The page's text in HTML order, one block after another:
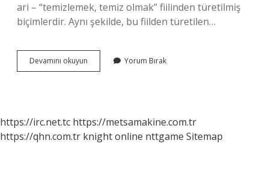
ari – “temizlemek, temiz olmak” fiilinden türetilmiş
biçimlerdir. Aynı şekilde, bu fiilden türetilen…
Devamını okuyun
Kelimesi
Yorum Bırak
https://irc.net.tc https://metsamakine.com.tr
https://qhn.com.tr knight online nttgame Sitemap